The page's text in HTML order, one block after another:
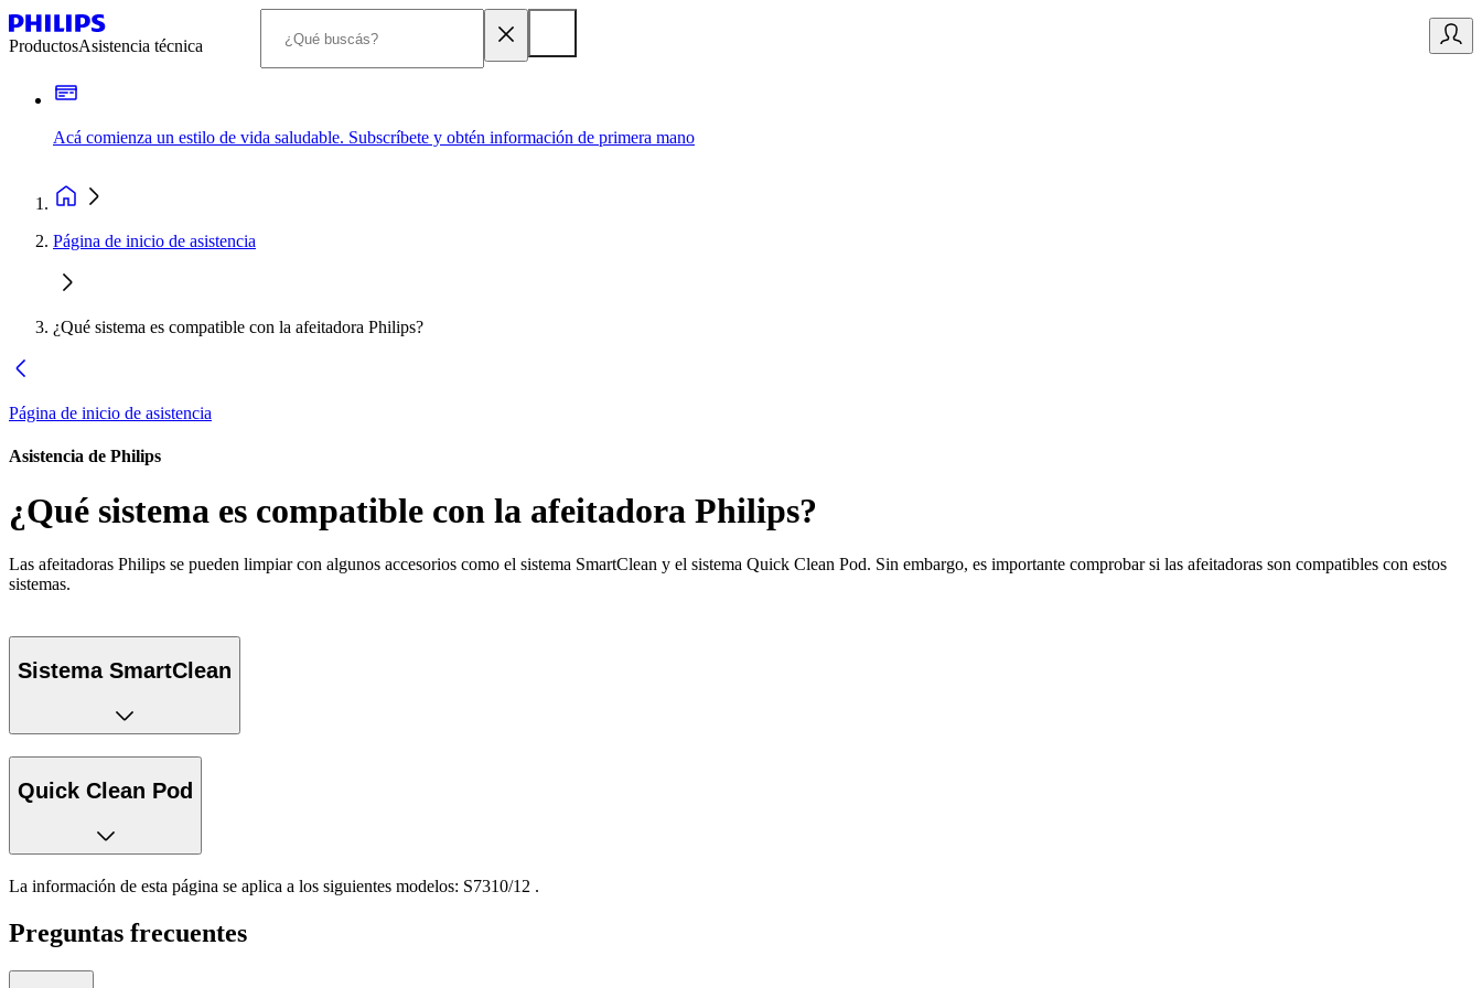
ProductosAsistencia técnica
Acá comienza un estilo de vida saludable. Subscríbete y obtén información de primera mano
Página de inicio de asistencia
¿Qué sistema es compatible con la afeitadora Philips?
Página de inicio de asistencia
Asistencia de Philips
¿Qué sistema es compatible con la afeitadora Philips?
Las afeitadoras Philips se pueden limpiar con algunos accesorios como el sistema SmartClean y el sistema Quick Clean Pod. Sin embargo, es importante comprobar si las afeitadoras son compatibles con estos
sistemas.
Sistema SmartClean
Quick Clean Pod
La información de esta página se aplica a los siguientes modelos: S7310/12 .
Preguntas frecuentes